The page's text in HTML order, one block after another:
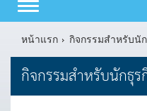
Toggle
navigation
หน้าแรก
กิจกรรมสำหรับนั
กิจกรรมสำหรับนักธุร